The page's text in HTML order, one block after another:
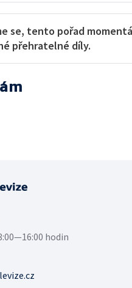
se, tento pořad
přehratelné díly.
hodin